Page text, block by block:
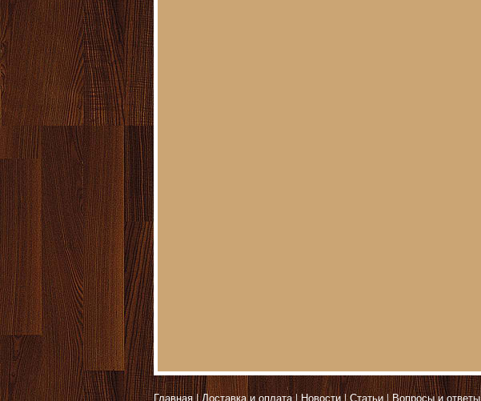
Главная Доставка и оплата Новости Статьи Вопросы и ответы